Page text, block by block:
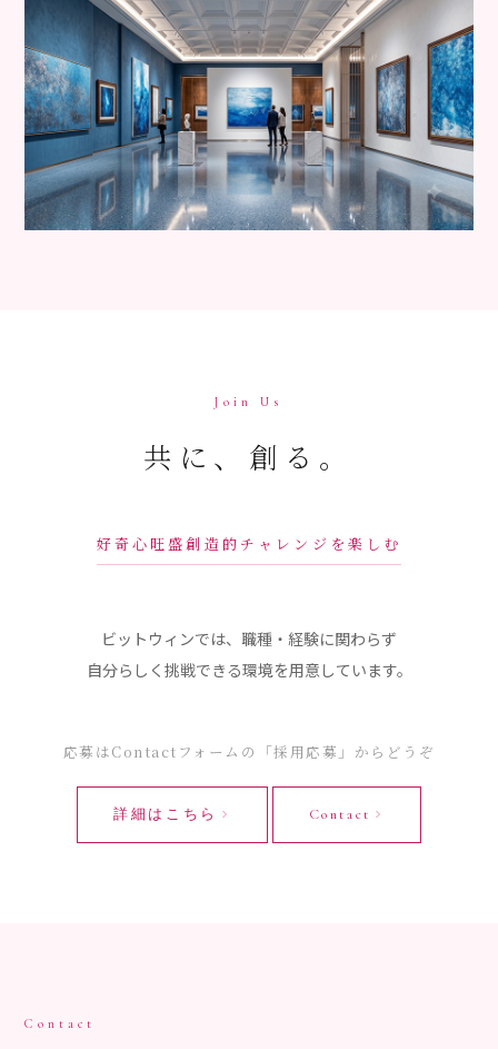
Join Us
共に、創る。
好奇心旺盛創造的 チャレンジを楽しむ
ビットウィンでは、職種・経験に関わらず
自分らしく挑戦できる環境を用意しています。
応募はContactフォームの「採用応募」からどうぞ
詳細はこちら Contact
Contact